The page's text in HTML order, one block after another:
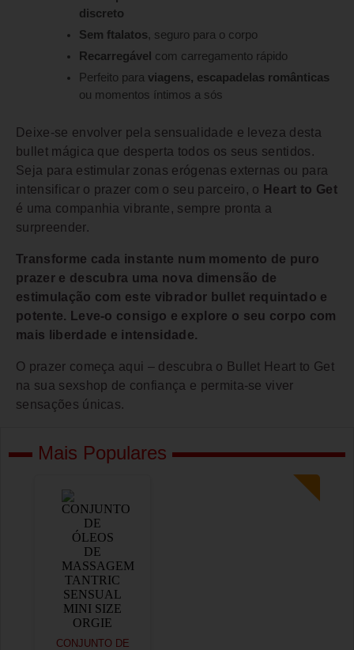
discreto
Sem ftalatos, seguro para o corpo
Recarregável com carregamento rápido
Perfeito para viagens, escapadelas românticas
ou momentos íntimos a sós
Deixe-se envolver pela sensualidade e leveza desta
bullet mágica que desperta todos os seus sentidos.
Seja para estimular zonas erógenas externas ou para
intensificar o prazer com o seu parceiro, o Heart to Get
é uma companhia vibrante, sempre pronta a
surpreender.
Transforme cada instante num momento de puro
prazer e descubra uma nova dimensão de
estimulação com este vibrador bullet requintado e
potente. Leve-o consigo e explore o seu corpo com
mais liberdade e intensidade.
O prazer começa aqui – descubra o Bullet Heart to Get
na sua sexshop de confiança e permita-se viver
sensações únicas.
Mais Populares
CONJUNTO DE